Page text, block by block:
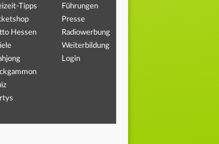
Tipps
Hessen
Führungen
Presse
Radiowerbung
Weiterbildung
Login